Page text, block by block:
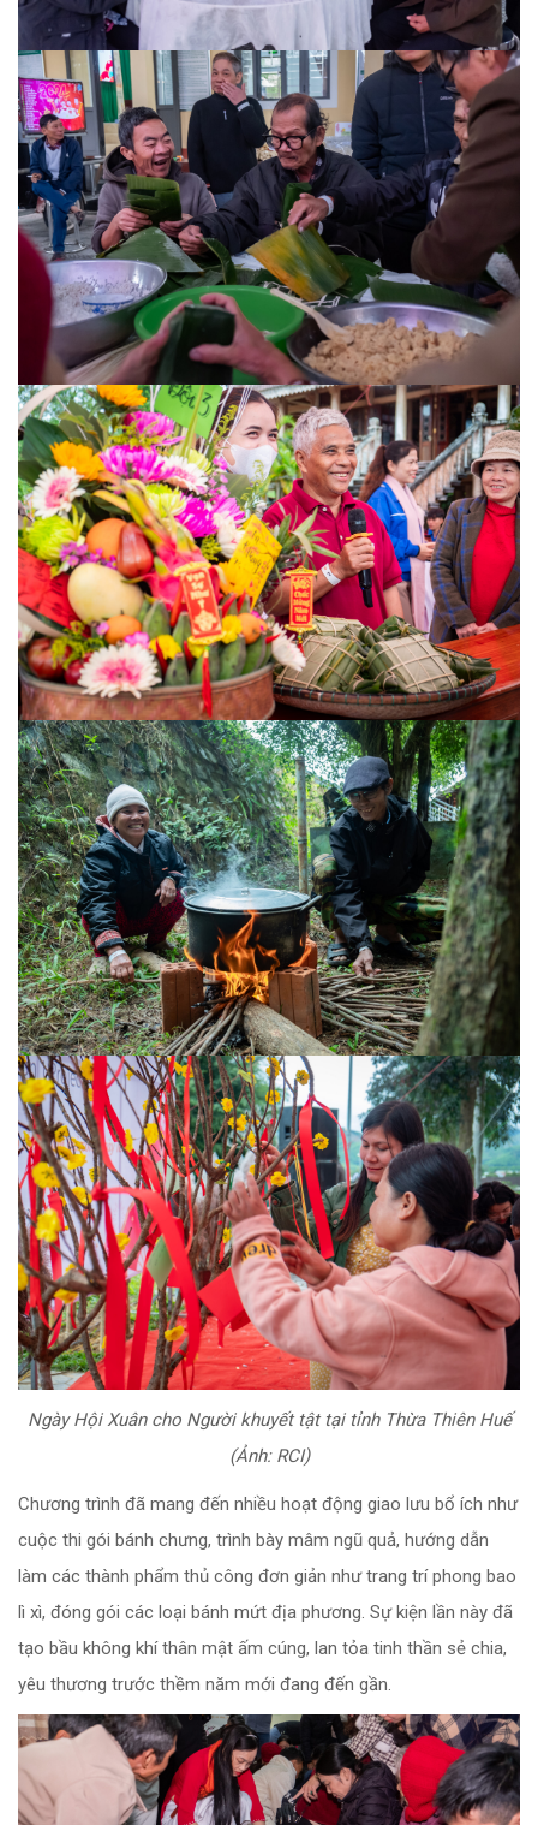
Ngày Hội Xuân cho Người khuyết tật tại tỉnh Thừa Thiên Huế
(Ảnh: RCI)
Chương trình đã mang đến nhiều hoạt động giao lưu bổ ích như
cuộc thi gói bánh chưng, trình bày mâm ngũ quả, hướng dẫn
làm các thành phẩm thủ công đơn giản như trang trí phong bao
lì xì, đóng gói các loại bánh mứt địa phương. Sự kiện lần này đã
tạo bầu không khí thân mật ấm cúng, lan tỏa tinh thần sẻ chia,
yêu thương trước thềm năm mới đang đến gần.